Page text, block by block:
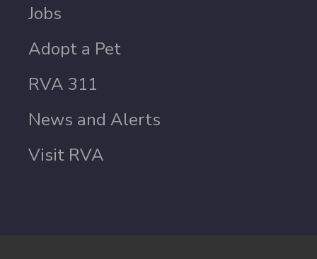
Jobs
Adopt a Pet
RVA 311
News and Alerts
Visit RVA